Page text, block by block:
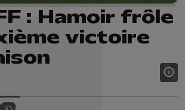
: Hamoir frôle
victoire